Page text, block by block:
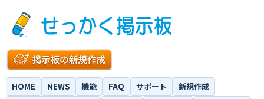
HOME NEWS 機能 FAQ サポート
新規作成